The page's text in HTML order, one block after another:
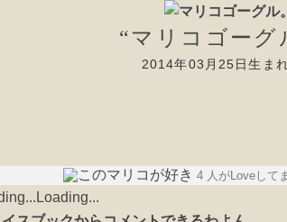
“マリコゴーグ
2014年03月25日生ま
4 人がLoveして
Loading...